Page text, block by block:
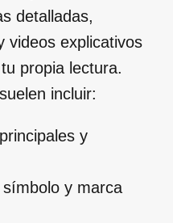
detalladas,
videos explicativos
propia lectura.
incluir:
y
y marca